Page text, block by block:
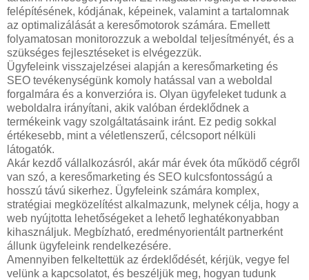
felépítésének, kódjának, képeinek, valamint a tartalomnak
az optimalizálását a keresőmotorok számára. Emellett
folyamatosan monitorozzuk a weboldal teljesítményét, és a
szükséges fejlesztéseket is elvégezzük.
Ügyfeleink visszajelzései alapján a keresőmarketing és
SEO tevékenységünk komoly hatással van a weboldal
forgalmára és a konverzióra is. Olyan ügyfeleket tudunk a
weboldalra irányítani, akik valóban érdeklődnek a
termékeink vagy szolgáltatásaink iránt. Ez pedig sokkal
értékesebb, mint a véletlenszerű, célcsoport nélküli
látogatók.
Akár kezdő vállalkozásról, akár már évek óta működő cégről
van szó, a keresőmarketing és SEO kulcsfontosságú a
hosszú távú sikerhez. Ügyfeleink számára komplex,
stratégiai megközelítést alkalmazunk, melynek célja, hogy a
web nyújtotta lehetőségeket a lehető leghatékonyabban
kihasználjuk. Megbízható, eredményorientált partnerként
állunk ügyfeleink rendelkezésére.
Amennyiben felkeltettük az érdeklődését, kérjük, vegye fel
velünk a kapcsolatot, és beszéljük meg, hogyan tudunk